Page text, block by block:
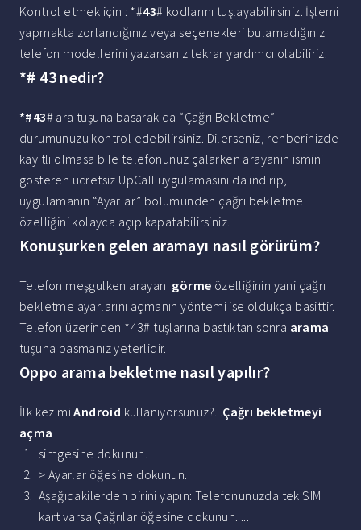
Kontrol etmek için : *#43# kodlarını tuşlayabilirsiniz. İşlemi
yapmakta zorlandığınız veya seçenekleri bulamadığınız
telefon modellerini yazarsanız tekrar yardımcı olabiliriz.
*# 43 nedir?
*#43# ara tuşuna basarak da “Çağrı Bekletme”
durumunuzu kontrol edebilirsiniz. Dilerseniz, rehberinizde
kayıtlı olmasa bile telefonunuz çalarken arayanın ismini
gösteren ücretsiz UpCall uygulamasını da indirip,
uygulamanın “Ayarlar” bölümünden çağrı bekletme
özelliğini kolayca açıp kapatabilirsiniz.
Konuşurken gelen aramayı nasıl görürüm?
Telefon meşgulken arayanı görme özelliğinin yani çağrı
bekletme ayarlarını açmanın yöntemi ise oldukça basittir.
Telefon üzerinden *43# tuşlarına bastıktan sonra arama
tuşuna basmanız yeterlidir.
Oppo arama bekletme nasıl yapılır?
İlk kez miAndroid kullanıyorsunuz?...Çağrı bekletmeyi
açma
simgesine dokunun.
> Ayarlar öğesine dokunun.
Aşağıdakilerden birini yapın: Telefonunuzda tek SIM
kart varsa Çağrılar öğesine dokunun. ...